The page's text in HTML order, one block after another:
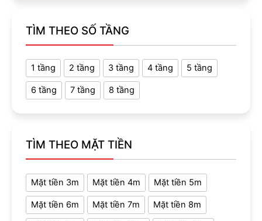
TÌM THEO SỐ TẦNG
1 tầng 2 tầng 3 tầng 4 tầng 5 tầng
6 tầng 7 tầng 8 tầng
TÌM THEO MẶT TIỀN
Mặt tiền 3m Mặt tiền 4m Mặt tiền 5m
Mặt tiền 6m Mặt tiền 7m Mặt tiền 8m